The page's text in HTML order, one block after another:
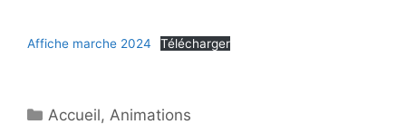
Affiche marche 2024 Télécharger
Catégories
Accueil, Animations